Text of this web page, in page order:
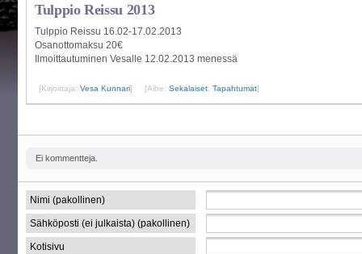
Tulppio Reissu 2013
Tulppio Reissu 16.02-17.02.2013
Osanottomaksu 20€
Ilmoittautuminen Vesalle 12.02.2013 menessä
[Kirjoittaja: Vesa Kunnari] [Aihe: Sekalaiset Tapahtumat]
Ei kommentteja.
Nimi (pakollinen)
Sähköposti (ei julkaista) (pakollinen)
Kotisivu